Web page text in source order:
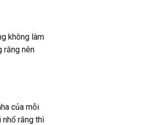
không làm
răng nên
của mỗi
nhổ răng thì